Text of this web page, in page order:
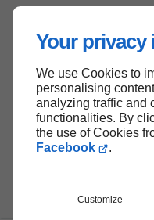
Your
We use Cookies to
personalising
analyzing traffic and
functionalities. By
the use of Cookies
Facebook
.
Customize
Mentions légales
Plan du site